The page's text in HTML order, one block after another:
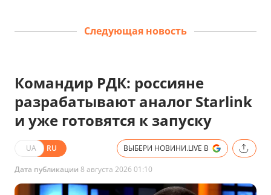
Следующая новость
Командир РДК: россияне
разрабатывают аналог Starlink
и уже готовятся к запуску
UA RU ВЫБЕРИ НОВИНИ.LIVE В
Дата публикации 8 августа 2026 01:10